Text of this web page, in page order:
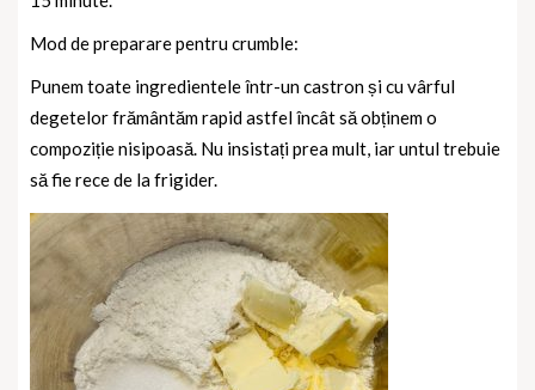
Mod de preparare pentru crumble:
Punem toate ingredientele într-un castron și cu vârful
degetelor frământăm rapid astfel încât să obținem o
compoziție nisipoasă. Nu insistați prea mult, iar untul trebuie
să fie rece de la frigider.